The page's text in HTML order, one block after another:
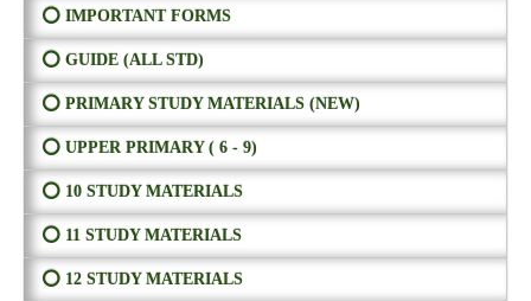
⭕ IMPORTANT FORMS
⭕ GUIDE (ALL STD)
⭕ PRIMARY STUDY MATERIALS (NEW)
⭕ UPPER PRIMARY ( 6 - 9)
⭕ 10 STUDY MATERIALS
⭕ 11 STUDY MATERIALS
⭕ 12 STUDY MATERIALS